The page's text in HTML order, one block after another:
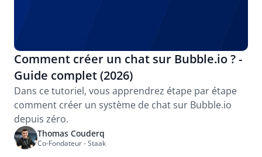
Comment créer un chat sur Bubble.io ? -
Guide complet (2026)
Dans ce tutoriel, vous apprendrez étape par étape
comment créer un système de chat sur Bubble.io
depuis zéro.
Thomas Couderq
Co-Fondateur - Staak